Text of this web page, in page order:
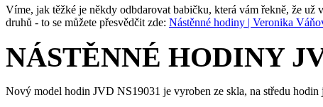
Víme, jak těžké je někdy odbdarovat babičku, která vám řekně, že
druhů - to se můžete přesvědčit zde: Nástěnné hodiny | Veronika
NÁSTĚNNÉ HODINY
Nový model hodin JVD NS19031 je vyroben ze skla, na středu